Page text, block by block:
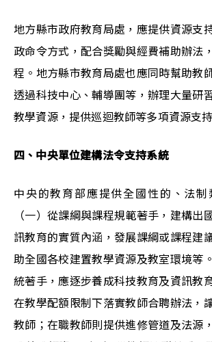
地方縣市政府教育局處，應提供資源支
政命令方式，配合獎勵與經費補助辦法
程。地方縣市教育局處也應同時幫助教
透過科技中心、輔導團等，辦理大量研
教學資源，提供巡迴教師等多項資源支
四、中央單位建構法令支持系統
中央的教育部應提供全國性的、法制
（一）從課綱與課程規範著手，建構出
訊教育的實質內涵，發展課綱或課程建
助全國各校建置教學資源及教室環境等
統著手，應逐步養成科技教育及資訊教
在教學配額限制下落實教師合聘辦法，
教師；在職教師則提供進修管道及法源